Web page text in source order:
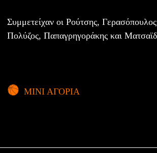
Συμμετείχαν οι Ρούτσης,
Πολύζος, Παπαγρηγοράκης και
ΜΙΝΙ ΑΓΟΡΙΑ